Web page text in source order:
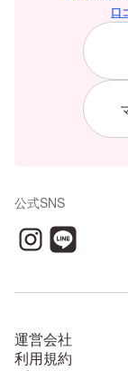
口
公式SNS
運営会社
利用規約